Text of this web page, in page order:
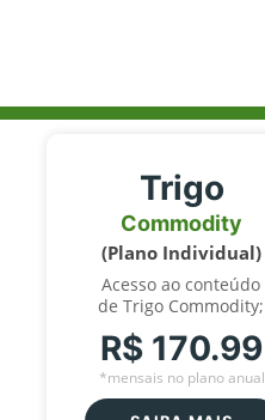
Trigo
Commodity
(Plano Individual)
Acesso ao conteúdo
de Trigo Commodity;
R$ 170.99
*mensais no plano anual